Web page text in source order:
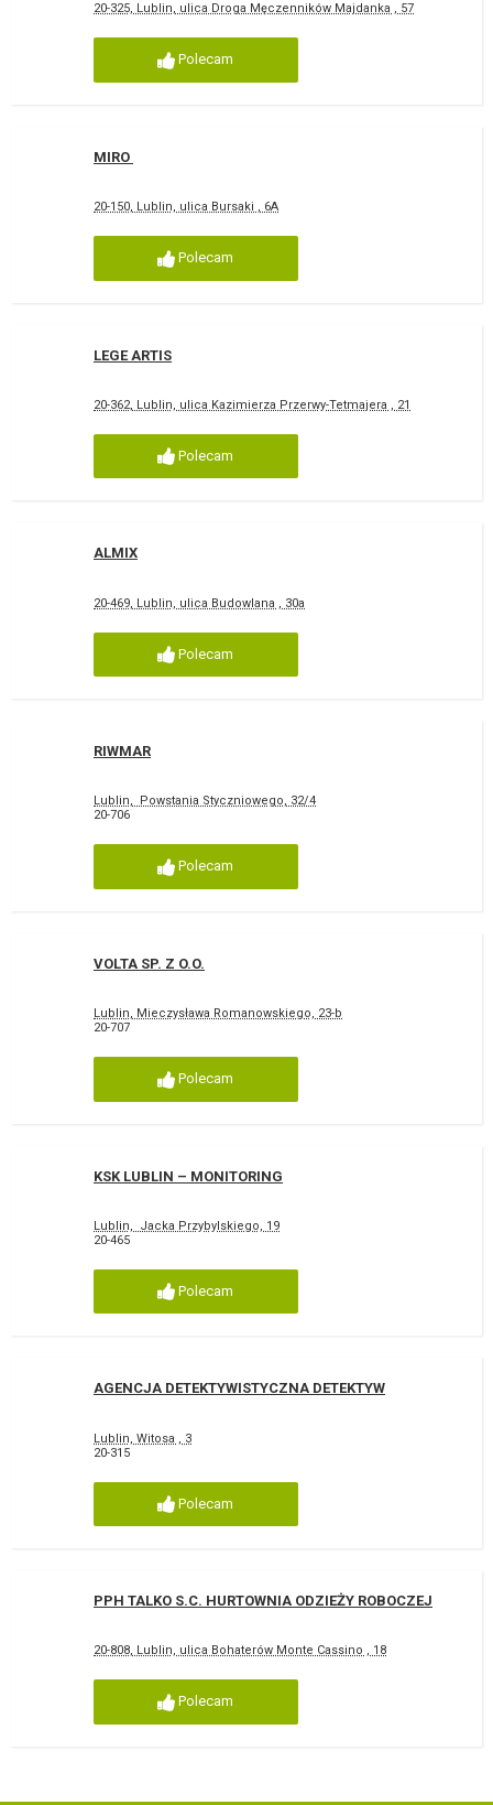
20-325, Lublin, ulica Droga Męczenników Majdanka , 57
Polecam
MIRO
20-150, Lublin, ulica Bursaki , 6A
Polecam
LEGE ARTIS
20-362, Lublin, ulica Kazimierza Przerwy-Tetmajera , 21
Polecam
ALMIX
20-469, Lublin, ulica Budowlana , 30a
Polecam
RIWMAR
Lublin, Powstania Styczniowego, 32/4
20-706
Polecam
VOLTA SP. Z O.O.
Lublin, Mieczysława Romanowskiego, 23-b
20-707
Polecam
KSK LUBLIN – MONITORING
Lublin, Jacka Przybylskiego, 19
20-465
Polecam
AGENCJA DETEKTYWISTYCZNA DETEKTYW
Lublin, Witosa , 3
20-315
Polecam
PPH TALKO S.C. HURTOWNIA ODZIEŻY ROBOCZEJ
20-808, Lublin, ulica Bohaterów Monte Cassino , 18
Polecam